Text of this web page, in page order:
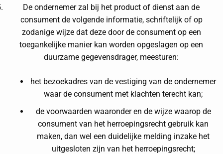
De ondernemer zal bij het product of dienst aan de
consument de volgende informatie, schriftelijk of op
zodanige wijze dat deze door de consument op een
toegankelijke manier kan worden opgeslagen op een
duurzame gegevensdrager, meesturen:
het bezoekadres van de vestiging van de ondernemer
waar de consument met klachten terecht kan;
de voorwaarden waaronder en de wijze waarop de
consument van het herroepingsrecht gebruik kan
maken, dan wel een duidelijke melding inzake het
uitgesloten zijn van het herroepingsrecht;